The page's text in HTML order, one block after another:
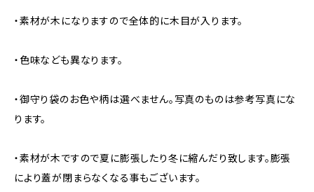
・素材が木になりますので全体的に木目が入ります。
・色味なども異なります。
・御守り袋のお色や柄は選べません。写真のものは参考写真にな
ります。
・素材が木ですので夏に膨張したり冬に縮んだり致します。膨張
により蓋が閉まらなくなる事もございます。